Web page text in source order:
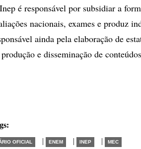
é responsável por subsidiar a
nacionais, exames e produz
ainda pela elaboração de
e disseminação de
OFICIAL | ENEM | INEP | MEC